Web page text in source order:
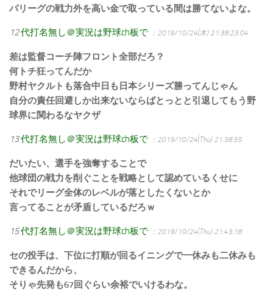
パリーグの戦力外を高い金で取っている間は勝てないよな。
12代打名無し＠実況は野球ch板で ：2019/10/24(木) 21:38:23.04
差は監督コーチ陣フロント全部だろ？
何トチ狂ってんだか
野村ヤクルトも落合中日も日本シリーズ勝ってんじゃん
自分の責任回避しか出来ないならばとっとと引退してもう野
球界に関わるなヤクザ
13代打名無し＠実況は野球ch板で ：2019/10/24(Thu) 21:38:55
だいたい、選手を強奪することで
他球団の戦力を削ぐことを戦略として認めているくせに
それでリーグ全体のレベルが落としたくないとか
言ってることが矛盾しているだろｗ
15代打名無し＠実況は野球ch板で ：2019/10/24(Thu) 21:43:18
セの投手は、下位に打順が回るイニングで一休みも二休みも
できるんだから、
そりゃ先発も67回ぐらい余裕でいけるわな。